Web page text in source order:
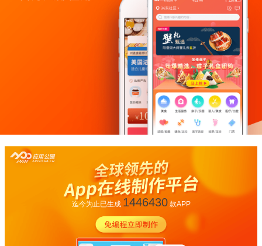
迄今为止已生成 1446430款APP